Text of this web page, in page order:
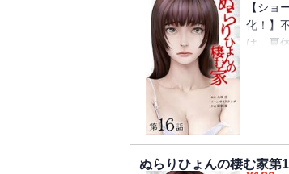
【ショ
化！】
は、夏
と、居
ぬらりひょんの棲む家第